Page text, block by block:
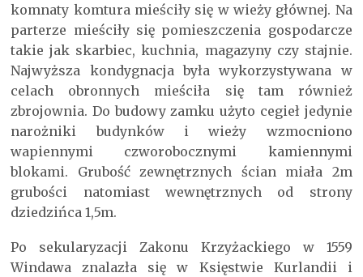
komnaty komtura mieściły się w wieży głównej. Na
parterze mieściły się pomieszczenia gospodarcze
takie jak skarbiec, kuchnia, magazyny czy stajnie.
Najwyższa kondygnacja była wykorzystywana w
celach obronnych mieściła się tam również
zbrojownia. Do budowy zamku użyto cegieł jedynie
narożniki budynków i wieży wzmocniono
wapiennymi czworobocznymi kamiennymi
blokami. Grubość zewnętrznych ścian miała 2m
grubości natomiast wewnętrznych od strony
dziedzińca 1,5m.
Po sekularyzacji Zakonu Krzyżackiego w 1559
Windawa znalazła się w Księstwie Kurlandii i